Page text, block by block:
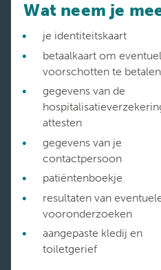
Wat neem je
je identiteitskaart
betaalkaart om
voorschotten te betalen
gegevens van de
attesten
gegevens van je
contactpersoon
patiëntenboekje
resultaten van
vooronderzoeken
aangepaste kledij en
toiletgerief